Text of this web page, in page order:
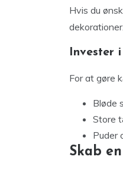
Hvis du
dekorationer.
Invester
For at gøre
Bløde
Store
Puder
Skab